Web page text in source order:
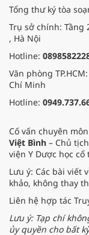
Tổng thư ký tòa
Trụ sở chính: Tầng
, Hà Nội
Hotline:
Văn phòng
Chí Minh
Hotline:
Cố vấn chuyên
Việt Bình – Chủ
viện Y Dược học cổ
Lưu ý: Các bài viết
khảo, không thay
Liên hệ hợp tác
Lưu ý: Tạp chí
ủy quyền cho bất